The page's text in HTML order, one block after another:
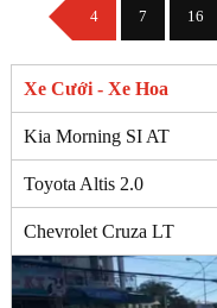
4 7 16
Xe Cưới - Xe Hoa
Kia Morning SI AT
Toyota Altis 2.0
Chevrolet Cruza LT